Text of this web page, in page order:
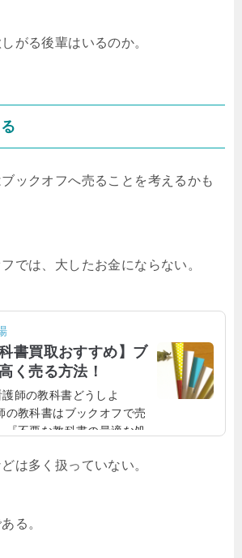
がる後輩はいるのか。
ックオフへ売ることを考えるかも
では、大したお金にならない。
書買取おすすめ】ブ
く売る方法！
護師の教科書どうしよ
の教科書はブックオフで売
『不要な教科書の最適な処
！？』看護学校や大学を
そのような看護系の専門
は多く扱っていない。
る。